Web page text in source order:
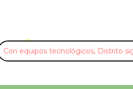
U ¡Buscar por palabra clave!